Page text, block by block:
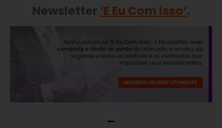
Newsletter ‘E Eu Com Isso’.
—